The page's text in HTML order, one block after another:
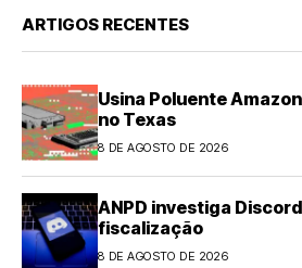
ARTIGOS RECENTES
Usina Poluente
no Texas
8 DE AGOSTO DE 2026
ANPD investiga
fiscalização
8 DE AGOSTO DE 2026